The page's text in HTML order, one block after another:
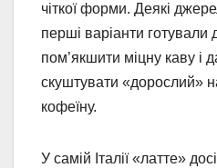
чіткої форми. Деякі
перші варіанти
пом’якшити міцну каву і
скуштувати «дорослий»
кофеїну.
У самій Італії «латте»